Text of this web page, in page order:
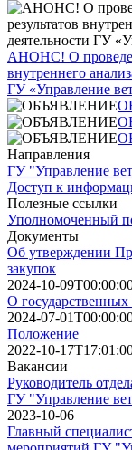
АНОНС! О
внутреннего
ГУ «Управление
Направления
ГУ "Управление
Доступ к
Полезные ссылки
Уполномоченный
Документы
Об утверждении
закупок
2024-10-
О государственных
2024-07-
Положение
2022-10-
Вакансии
Руководитель
ГУ "Управление
2023-10-06
Главный